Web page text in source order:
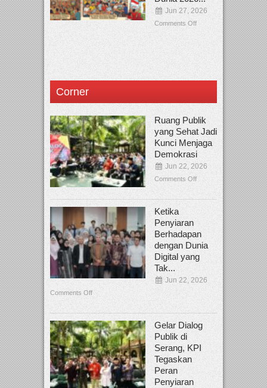
Jun 27, 2026
Comments Off
Corner
Ruang Publik
yang Sehat Jadi
Kunci Menjaga
Demokrasi
Jun 22, 2026
Comments Off
Ketika
Penyiaran
Berhadapan
dengan Dunia
Digital yang
Tak...
Jun 22, 2026
Comments Off
Gelar Dialog
Publik di
Serang, KPI
Tegaskan
Peran
Penyiaran